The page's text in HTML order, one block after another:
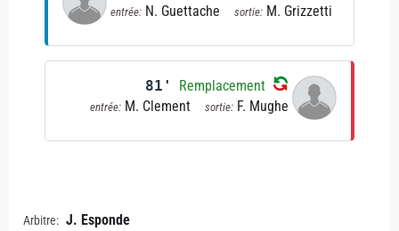
entrée: N. Guettache sortie: M. Grizzetti
81' Remplacement
entrée: M. Clement sortie: F. Mughe
Arbitre: J. Esponde